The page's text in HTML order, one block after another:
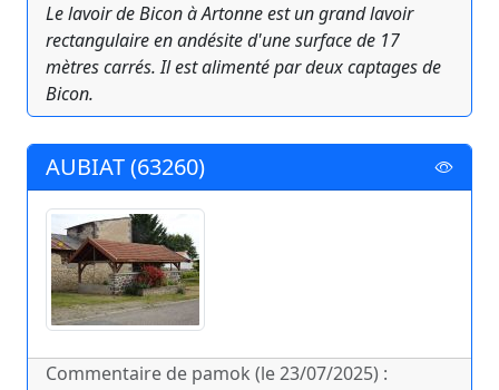
Le lavoir de Bicon à Artonne est un grand lavoir
rectangulaire en andésite d'une surface de 17
mètres carrés. Il est alimenté par deux captages de
Bicon.
AUBIAT (63260)
Commentaire de pamok (le 23/07/2025) :